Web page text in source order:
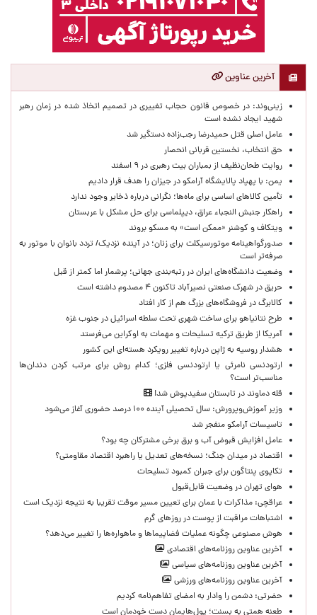
آخرین عناوین
زینی‌وند: در خصوص قانون حجاب تغییری در تصمیم اتخاذ شده در زمان رهبر
شهید ایجاد نشده است
عامل اصلی قتل حمیدرضا رجب‌زاده دستگیر شد
حق انتخاب، نخستین قربانی انحصار
روایت طحان‌نظیف از بمباران بیت رهبری در ۹ اسفند
یمن: با پهپاد پالایشگاه آرامکو در جیزان را هدف قرار دادیم
تأمین کالاهای اساسی برای ماه‌ها؛ نگرانی درباره ذخایر وجود ندارد
راهکار جنبش النجباء عراق، دیپلماسی برای حل مشکل با عربستان
ویتکاف و کوشنر «ممکن است» به مسکو بروند
صدورگواهینامه موتورسیکلت برای زنان؛ در آینده نزدیک/ تردد بانوان با موتور به‌
صرفه‌تر است
وضعیت دانشگاه‌های ایران در رتبه‌بندی جهانی؛ پرشمار اما کمتر از قبل
حریق در شهرک صنعتی نصیرآباد تاکنون ۴ مصدوم داشته است
کالابرگ در فروشگاه‌های بزرگ هم از کار افتاد
طرح نتانیاهو برای ساخت شهری تحت سلطه اسرائیل در جنوب غزه
آمریکا از طریق ترکیه تسلیحات و مهمات به اوکراین می‌فرستد
هشدار روسیه به ژاپن درباره تغییر رویکرد هسته‌ای این کشور
ارتودنسی نامرئی یا ارتودنسی فلزی؛ کدام روش برای مرتب کردن دندان‌ها
مناسب‌تر است؟
قله دماوند در تابستان سفیدپوش شد!
وزیر آموزش‌وپرورش: سال تحصیلی آینده ۱۰۰ درصد حضوری آغاز می‌شود
تاسیسات آرامکو منفجر شد
عامل افزایش قبوض آب و برق برخی مشترکان چه بود؟
اقتصاد در میدان جنگ؛ نسخه‌های تعدیل یا راهبرد اقتصاد مقاومتی؟
تکاپوی پنتاگون برای جبران کمبود تسلیحات
هوای تهران در وضعیت قابل‌قبول
عراقچی: مذاکرات با عمان برای تعیین مسیر موقت تقریبا به نتیجه نزدیک است
اشتباهات مراقبت از پوست در روزهای گرم
هوش مصنوعی چگونه عملیات فضاپیماها و ماهواره‌ها را تغییر می‌دهد؟
آخرین عناوین روزنامه‌های اقتصادی
آخرین عناوین روزنامه‌های سیاسی
آخرین عناوین روزنامه‌های ورزشی
حضرتی: دشمن را وادار به امضای تفاهم‌نامه کردیم
طعنه همتی به بسنت؛ پول‌هایمان دست خودمان است